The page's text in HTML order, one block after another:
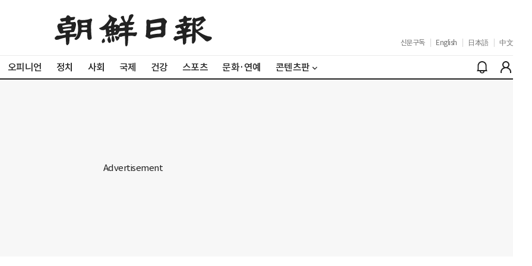
신문구독 English 日本語 中文
오피니언 정치 사회 국제 건강 스포츠 문화·연예 콘텐츠판